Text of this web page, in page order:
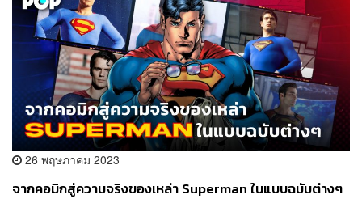
26 พฤษภาคม 2023
จากคอมิกสู่ความจริงของเหล่า Superman ในแบบฉบับต่างๆ